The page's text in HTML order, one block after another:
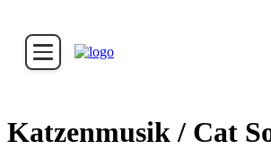
Katzenmusik / Cat